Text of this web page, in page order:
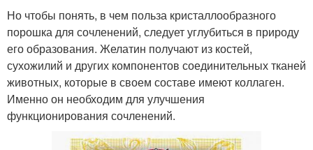
Но чтобы понять, в чем польза кристаллообразного
порошка для сочленений, следует углубиться в природу
его образования. Желатин получают из костей,
сухожилий и других компонентов соединительных тканей
животных, которые в своем составе имеют коллаген.
Именно он необходим для улучшения
функционирования сочленений.